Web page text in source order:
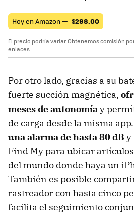
Hoy en Amazon — $298.00
El precio podría variar. Obtenemos comisión
enlaces
Por otro lado, gracias a su
fuerte succión magnética,
meses de autonomíay
de carga desde la misma
una alarma de hasta 80 dB y
Find My para ubicar
del mundo donde haya un
También es posible
rastreador con hasta cinco
facilita el seguimiento